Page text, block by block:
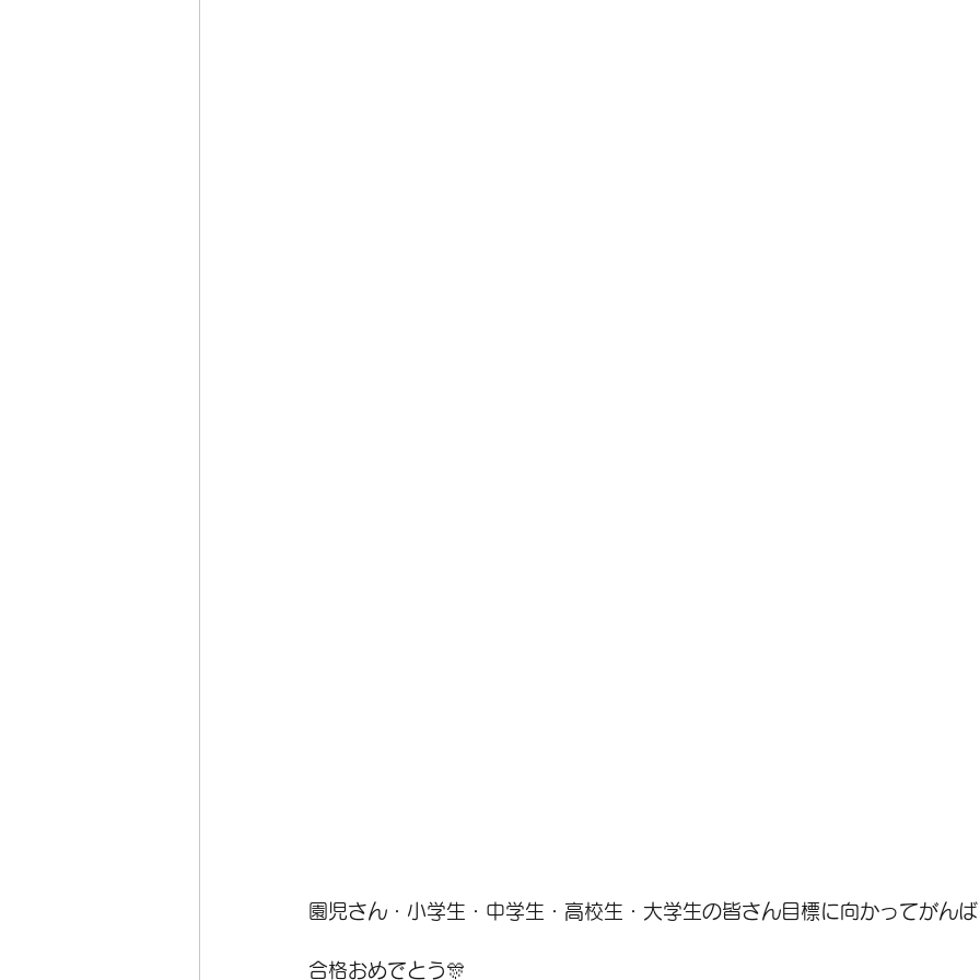
園児さん・小学生・中学生・高校生・大学生の皆さん目標に向かってがん
合格おめでとう🎊